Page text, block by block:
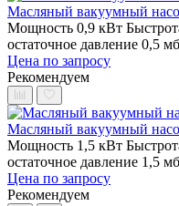
Масляный вакуумный
Мощность 0,9 кВт
остаточное давление 0,5
Цена по запросу
Рекомендуем
Масляный вакуумный
Мощность 1,5 кВт
остаточное давление 1,5
Цена по запросу
Рекомендуем